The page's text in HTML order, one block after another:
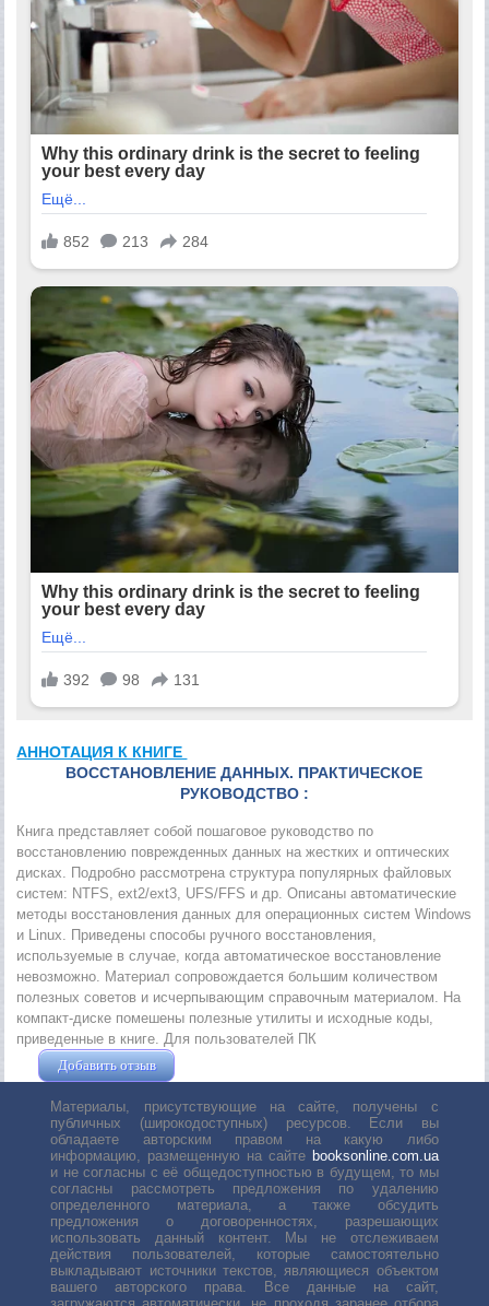
АННОТАЦИЯ К КНИГЕ
ВОССТАНОВЛЕНИЕ ДАННЫХ. ПРАКТИЧЕСКОЕ
РУКОВОДСТВО :
Книга представляет собой пошаговое руководство по
восстановлению поврежденных данных на жестких и оптических
дисках. Подробно рассмотрена структура популярных файловых
систем: NTFS, ext2/ext3, UFS/FFS и др. Описаны автоматические
методы восстановления данных для операционных систем Windows
и Linux. Приведены способы ручного восстановления,
используемые в случае, когда автоматическое восстановление
невозможно. Материал сопровождается большим количеством
полезных советов и исчерпывающим справочным материалом. На
компакт-диске помешены полезные утилиты и исходные коды,
приведенные в книге. Для пользователей ПК
Добавить отзыв
Материалы, присутствующие на сайте, получены с
публичных (широкодоступных) ресурсов. Если вы
обладаете авторским правом на какую либо
информацию, размещенную на сайте booksonline.com.ua
и не согласны с её общедоступностью в будущем, то мы
согласны рассмотреть предложения по удалению
определенного материала, а также обсудить
предложения о договоренностях, разрешающих
использовать данный контент. Мы не отслеживаем
действия пользователей, которые самостоятельно
выкладывают источники текстов, являющиеся объектом
вашего авторского права. Все данные на сайт,